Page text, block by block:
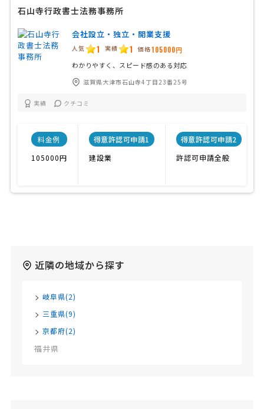
石山寺行政書士法務事務所
会社設立・独立・開業支援
人気 1 実績 1 価格105000円
わかりやすく、スピード感のある対応
滋賀県大津市石山寺4丁目23番25号
実績 クチコミ
料金例
105000円
得意許認可申請1
建設業
得意許認可申請2
許認可申請全般
近隣の地域から探す
岐阜県(2)
三重県(9)
京都府(2)
福井県